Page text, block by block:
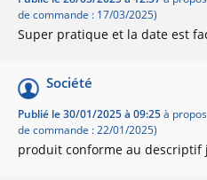
de commande : 17/03/2025)
Super pratique et la date est
Société
Publié le 30/01/2025 à 09:25à
de commande : 22/01/2025)
produit conforme au descriptif